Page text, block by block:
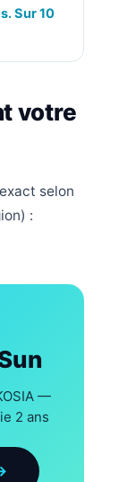
Sur 10
votre
selon
:
—
2 ans